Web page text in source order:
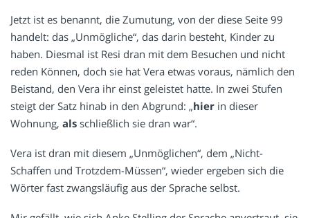
Jetzt ist es benannt, die Zumutung, von der diese Seite 99
handelt: das „Unmögliche“, das darin besteht, Kinder zu
haben. Diesmal ist Resi dran mit dem Besuchen und nicht
reden Können, doch sie hat Vera etwas voraus, nämlich den
Beistand, den Vera ihr einst geleistet hatte. In zwei Stufen
steigt der Satz hinab in den Abgrund: „hier in dieser
Wohnung, als schließlich sie dran war“.
Vera ist dran mit diesem „Unmöglichen“, dem „Nicht-
Schaffen und Trotzdem-Müssen“, wieder ergeben sich die
Wörter fast zwangsläufig aus der Sprache selbst.